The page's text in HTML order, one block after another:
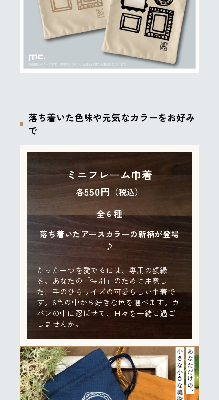
落ち着いた色味や元気なカラーをお好み
で
ミニフレーム巾着
各550円 （税込）
全６種
落ち着いたアースカラーの新柄が登場
♪
たった一つを愛でるには、専用の額縁
を。あなたの「特別」のために用意し
た、手のひらサイズの可愛らしい巾着で
す。6色の中から好きな色を選べます。カ
バンの中に忍ばせて、日々を一緒に過ご
しませんか。